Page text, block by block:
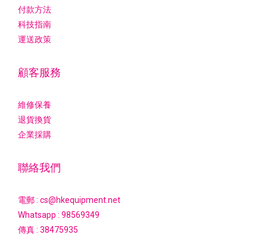
付款方法
科技指南
運送政策
顧客服務
維修保養
退貨換貨
企業採購
聯絡我們
電郵 : cs@hkequipment.net
Whatsapp : 98569349
傳真 : 38475935